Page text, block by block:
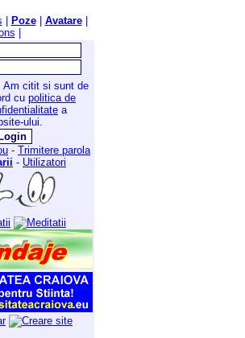
Poze| Avatare|
Am citit si sunt de
cu politica de
a
ului.
- Trimitere parola
- Utilizatori